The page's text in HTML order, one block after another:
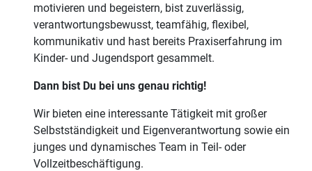
motivieren und begeistern, bist zuverlässig,
verantwortungsbewusst, teamfähig, flexibel,
kommunikativ und hast bereits Praxiserfahrung im
Kinder- und Jugendsport gesammelt.
Dann bist Du bei uns genau richtig!
Wir bieten eine interessante Tätigkeit mit großer
Selbstständigkeit und Eigenverantwortung sowie ein
junges und dynamisches Team in Teil- oder
Vollzeitbeschäftigung.